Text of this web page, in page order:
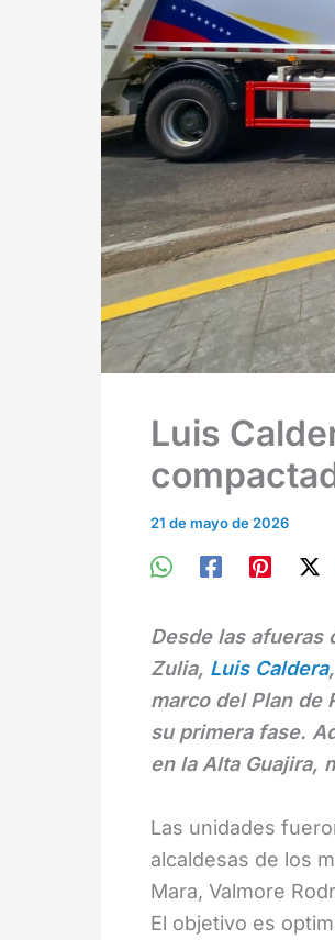
Luis
21 de mayo de 2026
Desde las afueras
Zulia, Luis Caldera
marco del Plan de
su primera fase.
en la Alta Guajira,
Las unidades
alcaldesas de los
Mara, Valmore
El objetivo es